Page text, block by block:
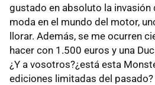
gustado en absoluto la invasión
moda en el mundo del motor,
llorar. Además, se me ocurren
hacer con 1.500 euros y una
¿Y a vosotros?¿está esta
ediciones limitadas del pasado?